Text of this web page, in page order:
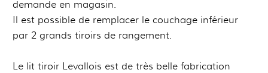
demande en magasin.
Il est possible de remplacer le couchage inférieur
par 2 grands tiroirs de rangement.
Le lit tiroir Levallois est de très belle fabrication